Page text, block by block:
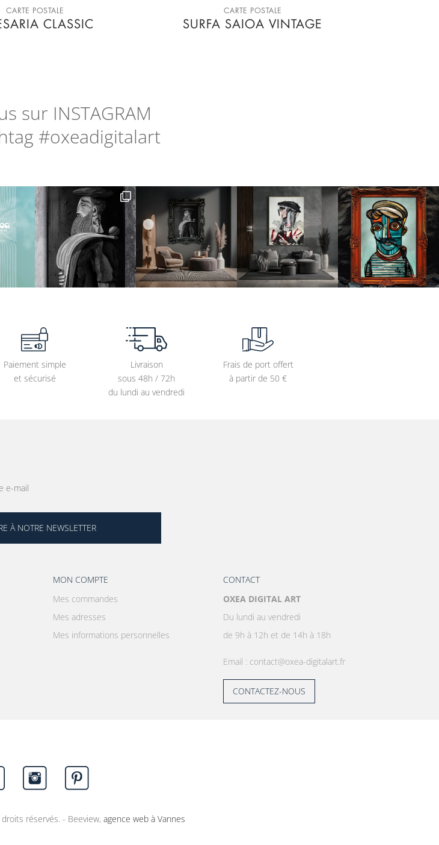
CARTE POSTALE
CLASSIC
CARTE POSTALE
SURFA SAIOA VINTAGE
sur INSTAGRAM
#oxeadigitalart
Paiement simple
et sécurisé
Livraison
sous 48h / 72h
du lundi au vendredi
Frais de port offert
à partir de 50 €
À NOTRE NEWSLETTER
MON COMPTE
Mes commandes
Mes adresses
Mes informations personnelles
CONTACT
OXEA DIGITAL ART
Du lundi au vendredi
de 9h à 12h et de 14h à 18h
Email : contact@oxea-digitalart.fr
CONTACTEZ-NOUS
réservés. - Beeview, agence web à Vannes